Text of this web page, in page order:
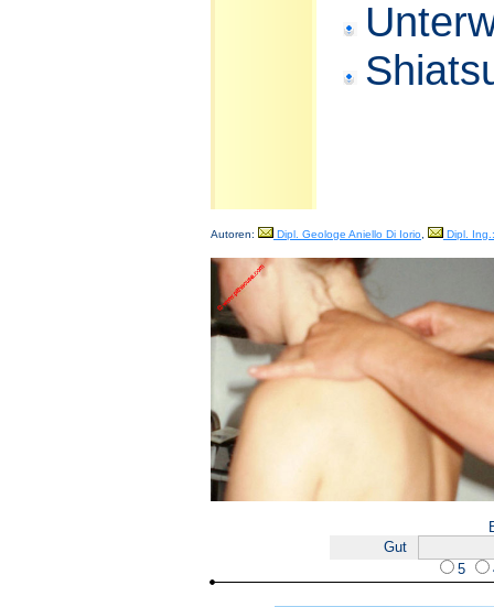
Autoren: Dipl. Geologe Aniello Di Iorio Dipl.
Gut
5